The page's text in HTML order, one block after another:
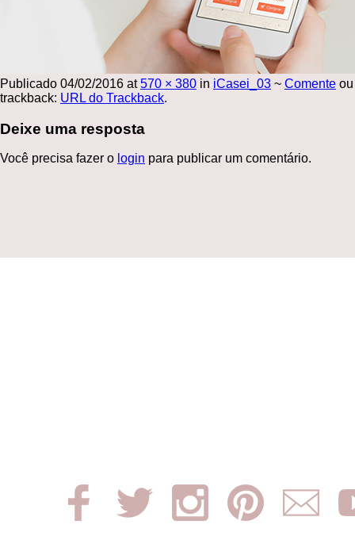
Publicado 04/02/2016 at570 × 380 in iCasei_03 ~ Comente
trackback: URL do Trackback.
Deixe uma resposta
Você precisa fazer o login para publicar um comentário.